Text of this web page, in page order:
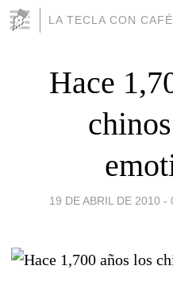
LA TECLA CON CAFÉ
Hace
19 DE ABRIL DE 2010 -